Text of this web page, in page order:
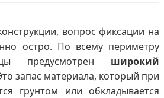
вопрос фиксации на
остро. По всему периметру
предусмотрен широкий
запас материала, который при
грунтом или обкладывается